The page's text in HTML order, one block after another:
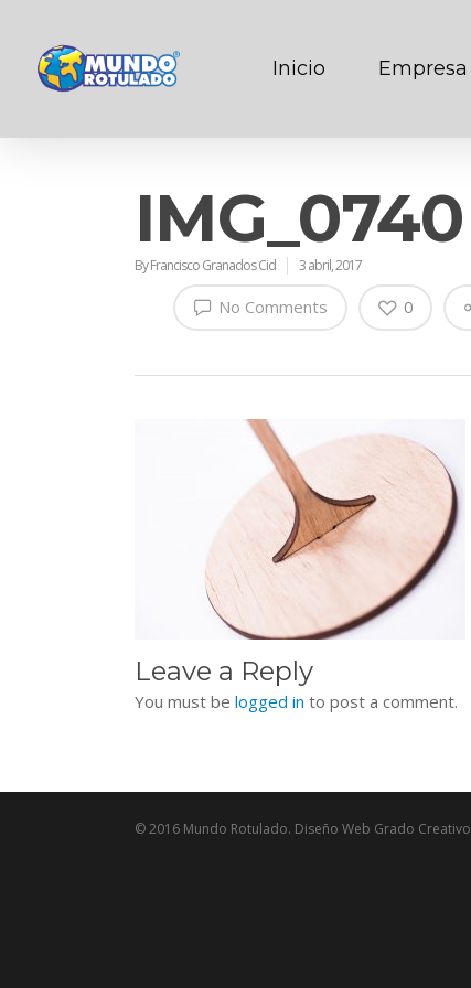
Inicio Empresa
IMG_0740
ByFrancisco Granados Cid 3 abril, 2017
No Comments 0
Leave a Reply
You must be logged in to post a comment.
© 2016 Mundo Rotulado. Diseño Web Grado Creativo